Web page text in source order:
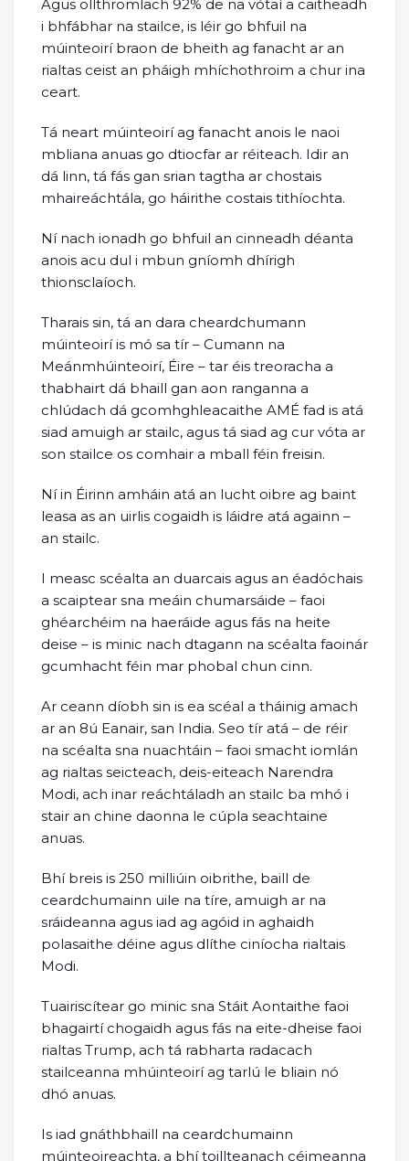
Agus ollthromlach 92% de na vótaí a caitheadh
i bhfábhar na stailce, is léir go bhfuil na
múinteoirí braon de bheith ag fanacht ar an
rialtas ceist an pháigh mhíchothroim a chur ina
ceart.
Tá neart múinteoirí ag fanacht anois le naoi
mbliana anuas go dtiocfar ar réiteach. Idir an
dá linn, tá fás gan srian tagtha ar chostais
mhaireáchtála, go háirithe costais tithíochta.
Ní nach ionadh go bhfuil an cinneadh déanta
anois acu dul i mbun gníomh dhírigh
thionsclaíoch.
Tharais sin, tá an dara cheardchumann
múinteoirí is mó sa tír – Cumann na
Meánmhúinteoirí, Éire – tar éis treoracha a
thabhairt dá bhaill gan aon ranganna a
chlúdach dá gcomhghleacaithe AMÉ fad is atá
siad amuigh ar stailc, agus tá siad ag cur vóta ar
son stailce os comhair a mball féin freisin.
Ní in Éirinn amháin atá an lucht oibre ag baint
leasa as an uirlis cogaidh is láidre atá againn –
an stailc.
I measc scéalta an duarcais agus an éadóchais
a scaiptear sna meáin chumarsáide – faoi
ghéarchéim na haeráide agus fás na heite
deise – is minic nach dtagann na scéalta faoinár
gcumhacht féin mar phobal chun cinn.
Ar ceann díobh sin is ea scéal a tháinig amach
ar an 8ú Eanair, san India. Seo tír atá – de réir
na scéalta sna nuachtáin – faoi smacht iomlán
ag rialtas seicteach, deis-eiteach Narendra
Modi, ach inar reáchtáladh an stailc ba mhó i
stair an chine daonna le cúpla seachtaine
anuas.
Bhí breis is 250 milliúin oibrithe, baill de
ceardchumainn uile na tíre, amuigh ar na
sráideanna agus iad ag agóid in aghaidh
polasaithe déine agus dlíthe ciníocha rialtais
Modi.
Tuairiscítear go minic sna Stáit Aontaithe faoi
bhagairtí chogaidh agus fás na eite-dheise faoi
rialtas Trump, ach tá rabharta radacach
stailceanna mhúinteoirí ag tarlú le bliain nó
dhó anuas.
Is iad gnáthbhaill na ceardchumainn
múinteoireachta, a bhí toillteanach céimeanna